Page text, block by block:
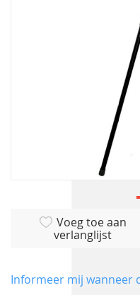
van
Voeg toe aan
verlanglijst
Informeer mij wanneer